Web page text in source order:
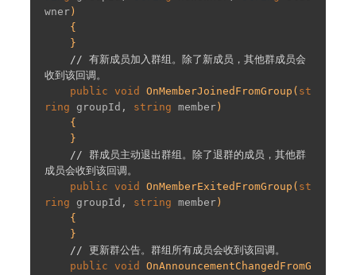
wner )
{
// 有新成员加入群组。除了新成员，其他群成员会
收到该回调。
public void OnMemberJoinedFromGroup ( st
ring groupId, string member )
{
// 群成员主动退出群组。除了退群的成员，其他群
成员会收到该回调。
public void OnMemberExitedFromGroup ( st
ring groupId, string member )
{
// 更新群公告。群组所有成员会收到该回调。
public void
OnAnnouncementChangedFromG